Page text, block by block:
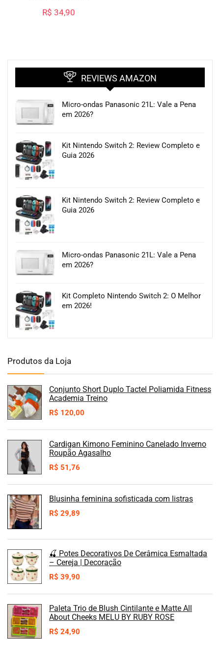
R$ 34,90
REVIEWS AMAZON
Micro-ondas Panasonic 21L: Vale a Pena
em 2026?
Kit Nintendo Switch 2: Review Completo e
Guia 2026
Kit Nintendo Switch 2: Review Completo e
Guia 2026
Micro-ondas Panasonic 21L: Vale a Pena
em 2026?
Kit Completo Nintendo Switch 2: O Melhor
em 2026!
Produtos da Loja
Conjunto Short Duplo Tactel Poliamida Fitness
Academia Treino
R$ 120,00
Cardigan Kimono Feminino Canelado Inverno
Roupão Agasalho
R$ 51,76
Blusinha feminina sofisticada com listras
R$ 29,89
🍒 Potes Decorativos De Cerâmica Esmaltada
– Cereja | Decoração
R$ 39,90
Paleta Trio de Blush Cintilante e Matte All
About Cheeks MELU BY RUBY ROSE
R$ 24,90